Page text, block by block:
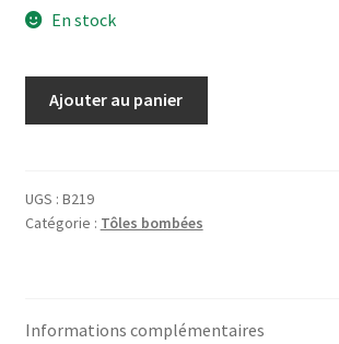
En stock
Ajouter au panier
UGS : B219
Catégorie : Tôles bombées
Informations complémentaires